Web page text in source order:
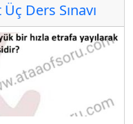
Ders Sınavı